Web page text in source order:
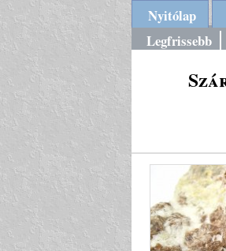
Nyitólap
Legfrissebb